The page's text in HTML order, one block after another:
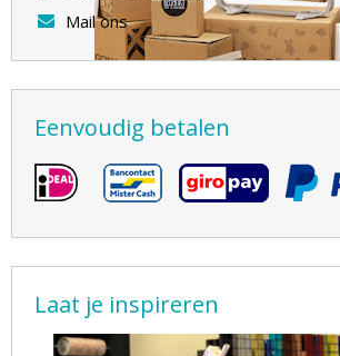
Mail ons
Eenvoudig betalen
Laat je inspireren